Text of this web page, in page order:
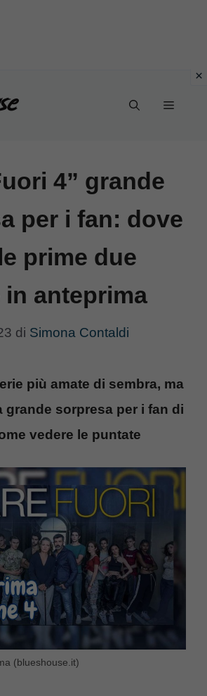
Menu
4” grande
per i fan: dove
prime due
in anteprima
di Simona Contaldi
più amate di sembra, ma
grande sorpresa per i fan di
vedere le puntate
(blueshouse.it)